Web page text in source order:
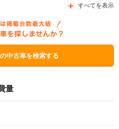
この地域では例年、春日井まつりやハ
知られています。国道19号線や県道
路が通る春日井市には、JR東海・中
なお、自動車補助金制度としてこの
関する税制補助」、「低公害車導入
すべてを表示
中古車を検索する
量